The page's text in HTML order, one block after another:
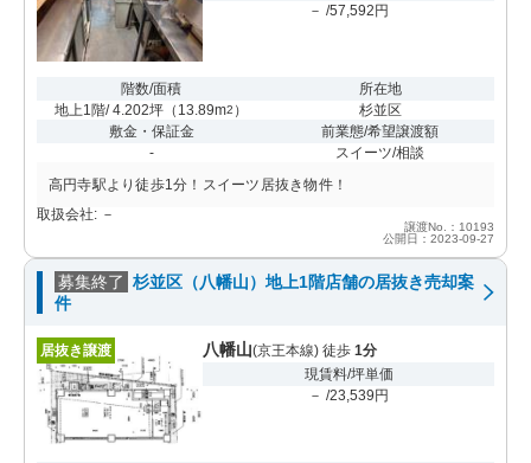
－ /57,592円
階数/面積
地上1階/ 4.202坪 （ 13.89m2 ）
所在地
杉並区
敷金・保証金
-
前業態/希望譲渡額
スイーツ/相談
高円寺駅より徒歩1分！スイーツ居抜き物件！
取扱会社: －
譲渡No.：10193
公開日：2023-09-27
募集終了 杉並区（八幡山）地上1階店舗の居抜き売却案
件
居抜き譲渡 八幡山(京王本線) 徒歩 1分
現賃料/坪単価
－ /23,539円